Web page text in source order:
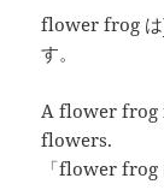
flower frog は
す。
A flower frog
flowers.
「flower frog